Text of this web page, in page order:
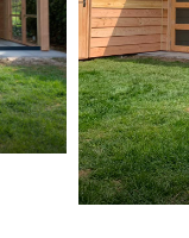
Overkapping
Tuinkantoor
Kapschuur